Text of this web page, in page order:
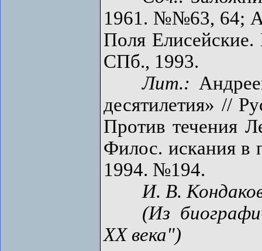
1961. №№63, 64;
Поля
СПб., 1993.
Лит.:
десятилетия» //
Против течения
Филос. искания в
1994. №194.
И. В.
(Из
ХХ века")